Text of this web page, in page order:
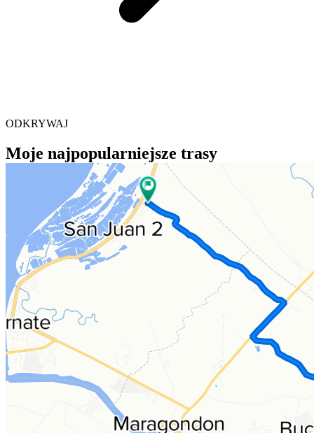
ODKRYWAJ
Moje najpopularniejsze trasy